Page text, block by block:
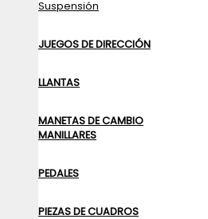
Suspensión
JUEGOS DE DIRECCIÓN
LLANTAS
MANETAS DE CAMBIO
MANILLARES
PEDALES
PIEZAS DE CUADROS